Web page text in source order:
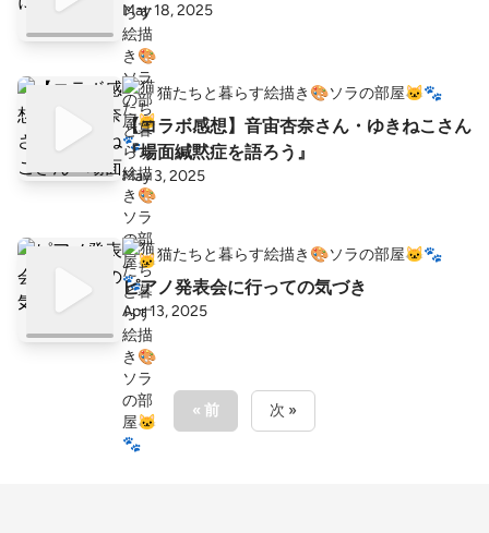
May 18, 2025
猫たちと暮らす絵描き🎨ソラの部屋🐱🐾
【コラボ感想】音宙杏奈さん・ゆきねこさん
『場面緘黙症を語ろう』
May 3, 2025
猫たちと暮らす絵描き🎨ソラの部屋🐱🐾
ピアノ発表会に行っての気づき
Apr 13, 2025
« 前 次 »